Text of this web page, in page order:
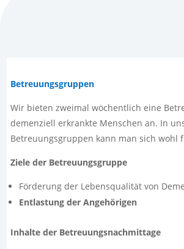
Betreuungsgruppen
Wir bieten zweimal wöchentlich eine
demenziell erkrankte Menschen an. In
Betreuungsgruppen kann man sich wohl
Ziele der Betreuungsgruppe
Förderung der Lebensqualität von
Entlastung der Angehörigen
Inhalte der Betreuungsnachmittage